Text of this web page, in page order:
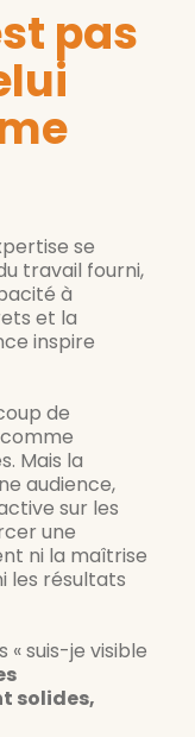
pas
se
travail fourni,
à
et la
inspire
de
Mais la
audience,
sur les
une
ni la maîtrise
les résultats
« suis-je visible
solides,